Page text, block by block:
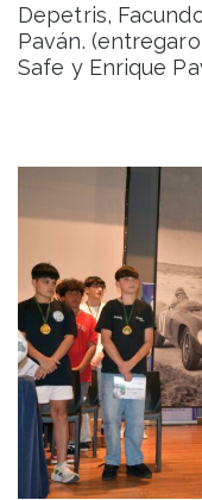
Depetris,
Paván.
Safe y Enrique